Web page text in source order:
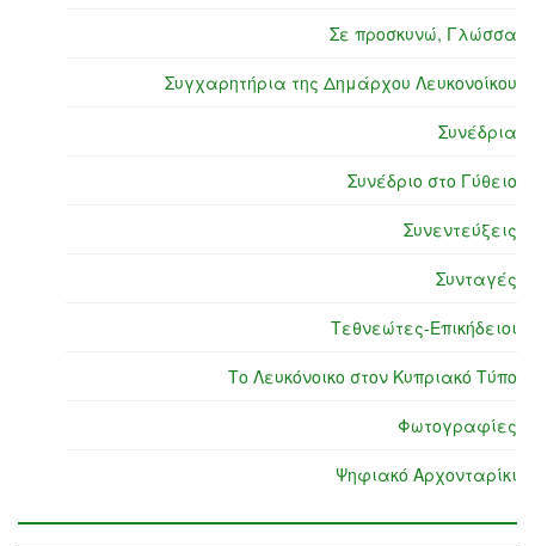
Σε προσκυνώ, Γλώσσα
Συγχαρητήρια της Δημάρχου Λευκονοίκου
Συνέδρια
Συνέδριο στο Γύθειο
Συνεντεύξεις
Συνταγές
Τεθνεώτες-Επικήδειοι
Το Λευκόνοικο στον Κυπριακό Τύπο
Φωτογραφίες
Ψηφιακό Αρχονταρίκι